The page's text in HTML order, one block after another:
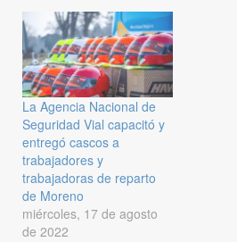
La Agencia Nacional de
Seguridad Vial capacitó y
entregó cascos a
trabajadores y
trabajadoras de reparto
de Moreno
miércoles, 17 de agosto
de 2022